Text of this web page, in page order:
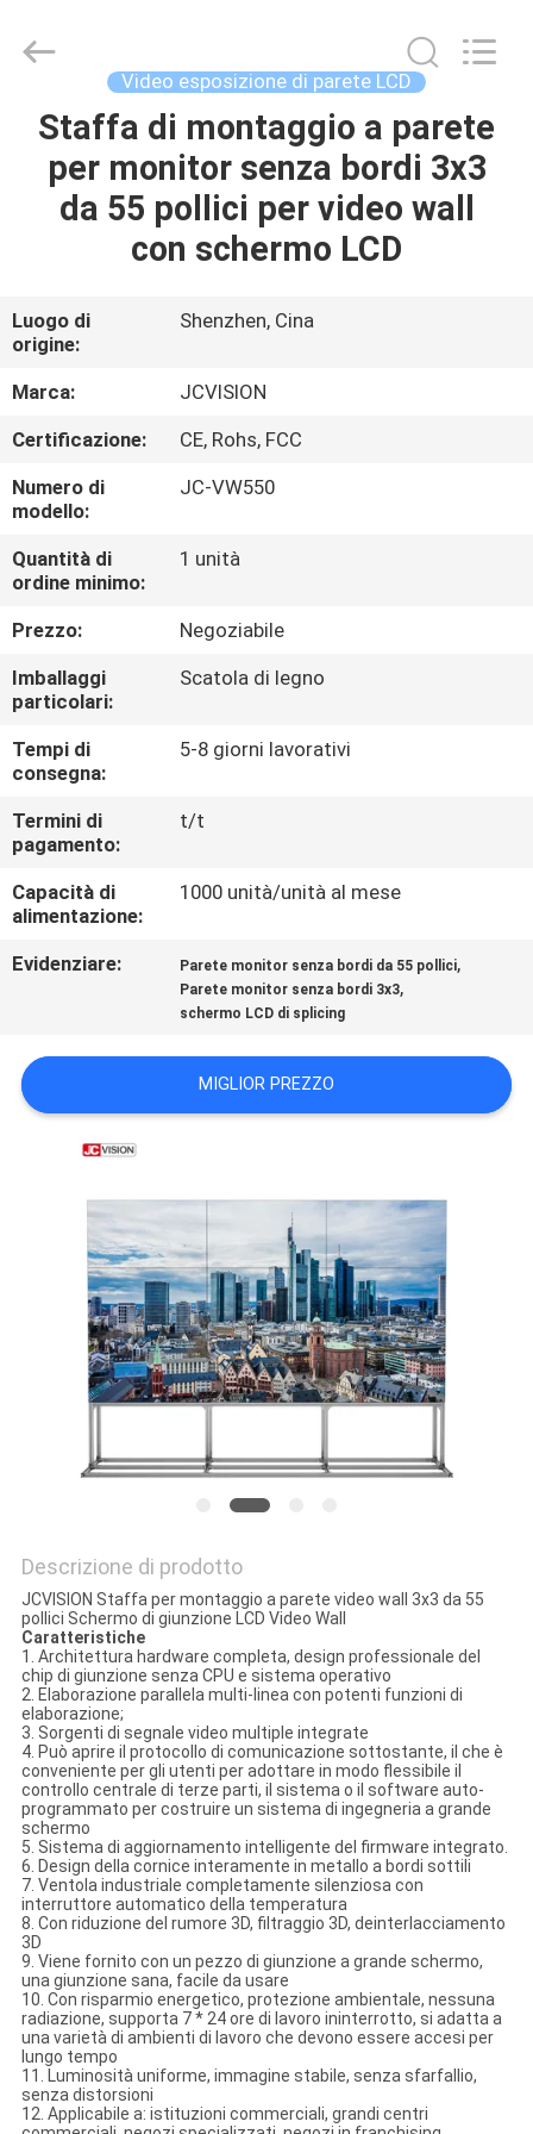
CASA.
PRODOTTI
DI
NOI
VISITA
ALLA
FABBRICA
CONTROLLO
DELLA
QUALITÀ
CONTATTACI
NOTIZIE
CASI
CHIEDI UN
PREVENTIVO
MAPPA
POLITICA
SULLA
PRIVACY
Interactive
Technology
Reserved.
Video esposizione di parete LCD
Staffa di montaggio a parete
per monitor senza bordi 3x3
da 55 pollici per video wall
con schermo LCD
Luogo di
origine:
Shenzhen, Cina
Marca:
JCVISION
Certificazione:
CE, Rohs, FCC
Numero di
modello:
JC-VW550
Quantità di
ordine minimo:
1 unità
Prezzo:
Negoziabile
Imballaggi
particolari:
Scatola di legno
Tempi di
consegna:
5-8 giorni lavorativi
Termini di
pagamento:
t/t
Capacità di
alimentazione:
1000 unità/unità al mese
Evidenziare: Parete monitor senza bordi da 55 pollici,
Parete monitor senza bordi 3x3,
schermo LCD di splicing
MIGLIOR PREZZO
Descrizione di prodotto
JCVISION Staffa per montaggio a parete video wall 3x3 da 55
pollici Schermo di giunzione LCD Video Wall
Caratteristiche
1. Architettura hardware completa, design professionale del
chip di giunzione senza CPU e sistema operativo
2. Elaborazione parallela multi-linea con potenti funzioni di
elaborazione;
3. Sorgenti di segnale video multiple integrate
4. Può aprire il protocollo di comunicazione sottostante, il che è
conveniente per gli utenti per adottare in modo flessibile il
controllo centrale di terze parti, il sistema o il software auto-
programmato per costruire un sistema di ingegneria a grande
schermo
5. Sistema di aggiornamento intelligente del firmware integrato.
6. Design della cornice interamente in metallo a bordi sottili
7. Ventola industriale completamente silenziosa con
interruttore automatico della temperatura
8. Con riduzione del rumore 3D, filtraggio 3D, deinterlacciamento
3D
9. Viene fornito con un pezzo di giunzione a grande schermo,
una giunzione sana, facile da usare
10. Con risparmio energetico, protezione ambientale, nessuna
radiazione, supporta 7 * 24 ore di lavoro ininterrotto, si adatta a
una varietà di ambienti di lavoro che devono essere accesi per
lungo tempo
11. Luminosità uniforme, immagine stabile, senza sfarfallio,
senza distorsioni
12. Applicabile a: istituzioni commerciali, grandi centri